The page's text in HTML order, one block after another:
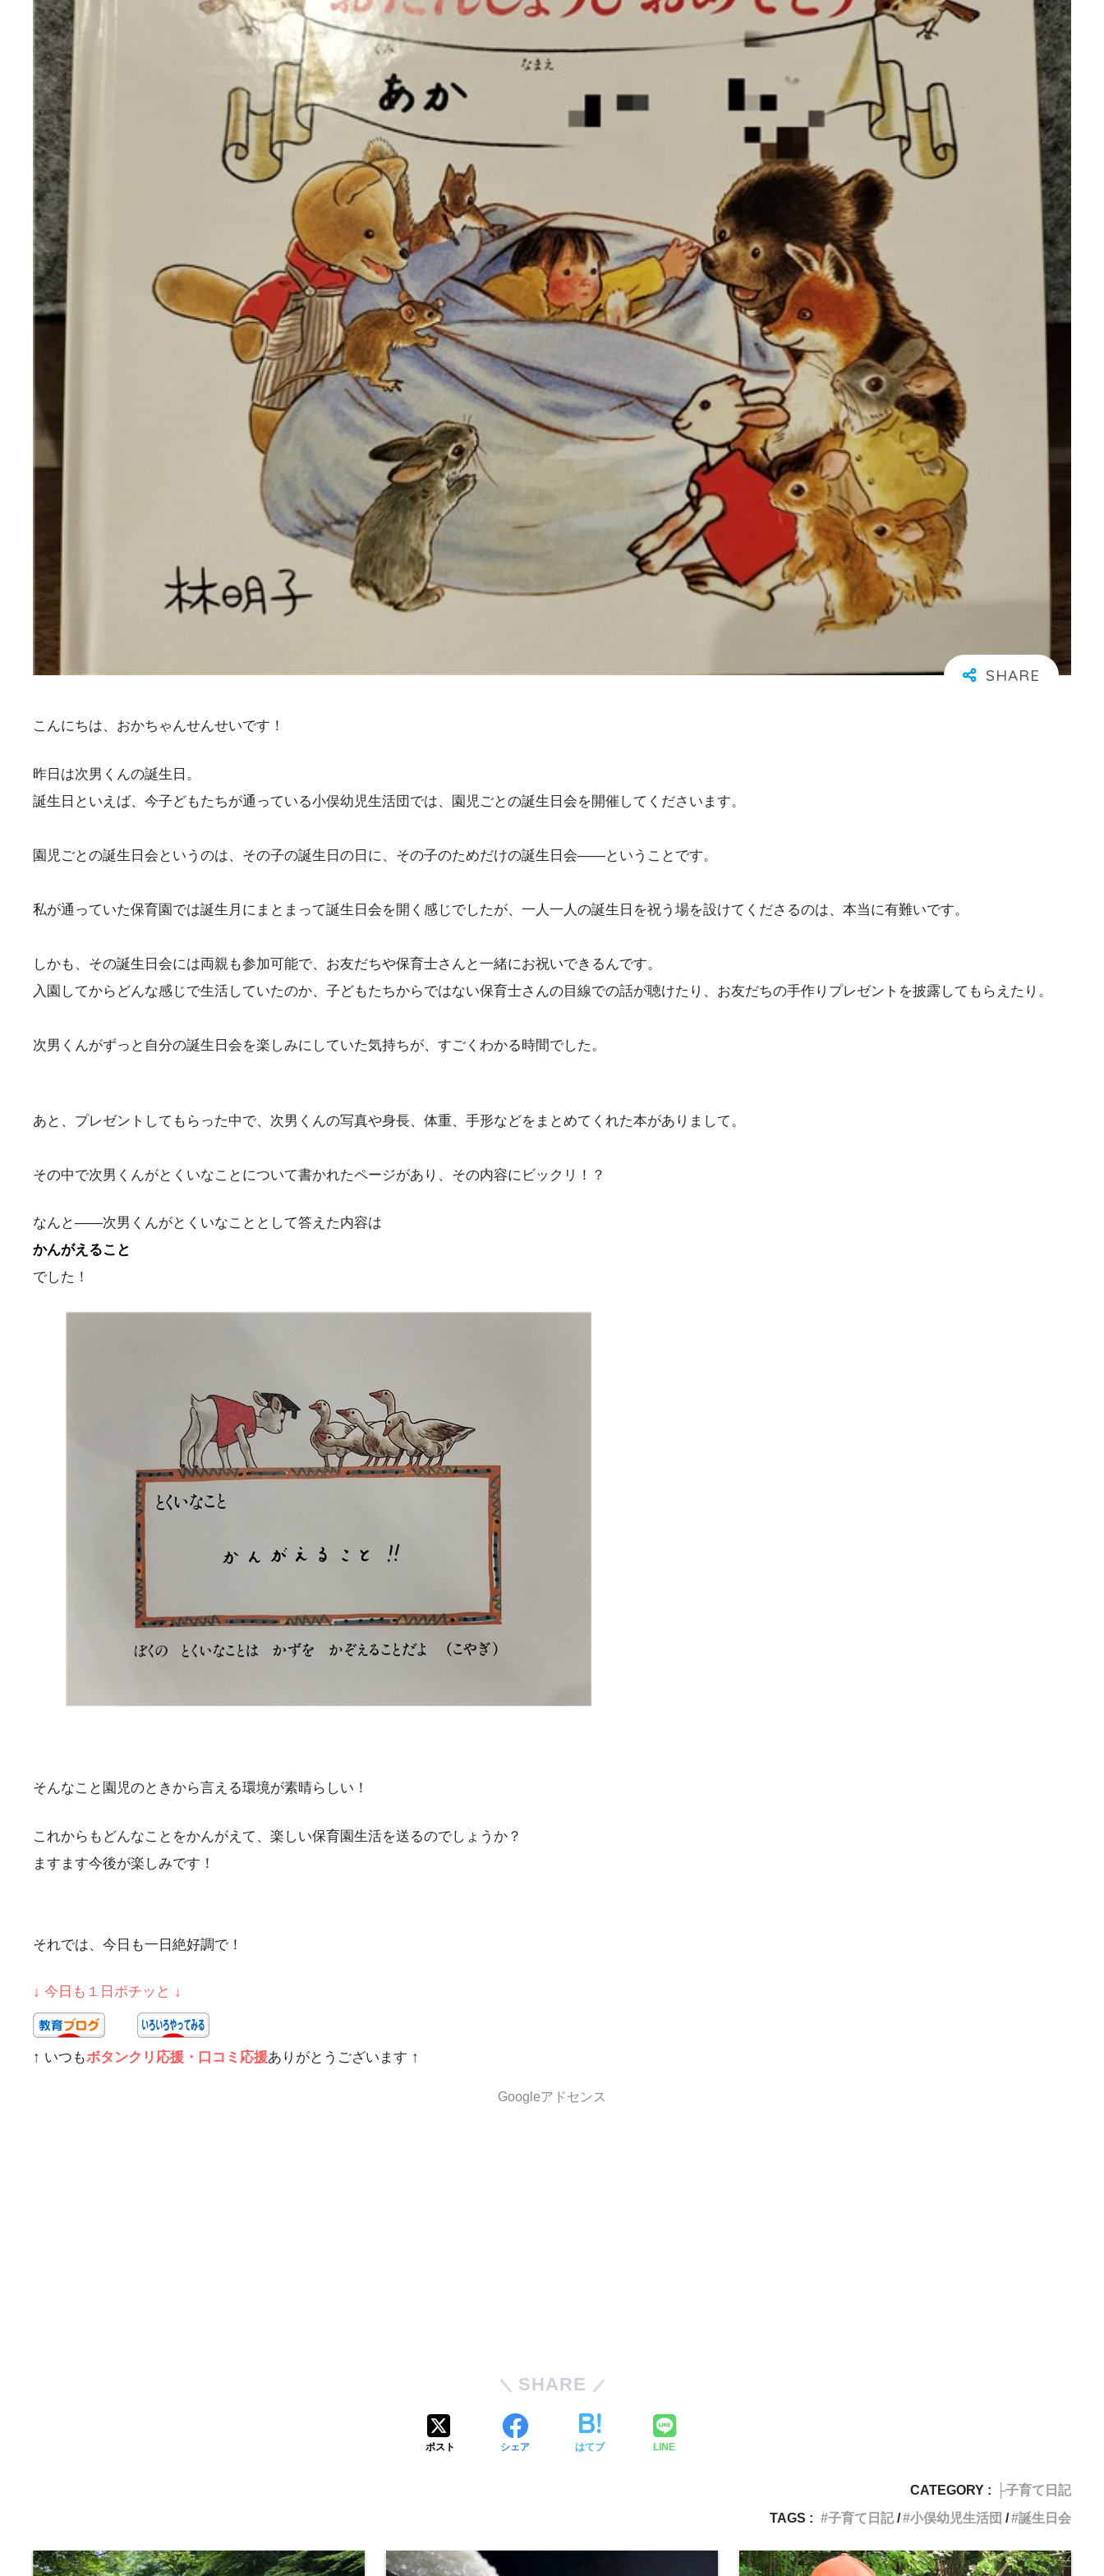
こんにちは、おかちゃんせんせいです！
昨日は次男くんの誕生日。
誕生日といえば、今子どもたちが通っている小俣幼児生活団では、園児ごとの誕生日会を開催してくださいます。
園児ごとの誕生日会というのは、その子の誕生日の日に、その子のためだけの誕生日会――ということです。
私が通っていた保育園では誕生月にまとまって誕生日会を開く感じでしたが、一人一人の誕生日を祝う場を設けてくださるのは、本当に有難いです。
しかも、その誕生日会には両親も参加可能で、お友だちや保育士さんと一緒にお祝いできるんです。
入園してからどんな感じで生活していたのか、子どもたちからではない保育士さんの目線での話が聴けたり、お友だちの手作りプレゼントを披露してもらえたり。
次男くんがずっと自分の誕生日会を楽しみにしていた気持ちが、すごくわかる時間でした。
あと、プレゼントしてもらった中で、次男くんの写真や身長、体重、手形などをまとめてくれた本がありまして。
その中で次男くんがとくいなことについて書かれたページがあり、その内容にビックリ！？
なんと――次男くんがとくいなこととして答えた内容は
かんがえること
でした！
そんなこと園児のときから言える環境が素晴らしい！
これからもどんなことをかんがえて、楽しい保育園生活を送るのでしょうか？
ますます今後が楽しみです！
それでは、今日も一日絶好調で！
↓ 今日も１日ポチッと ↓
↑ いつもボタンクリ応援・口コミ応援ありがとうございます ↑
Googleアドセンス
SHARE
ポスト シェア はてブ LINE
CATEGORY :
├子育て日記
TAGS :
子育て日記 小俣幼児生活団 誕生日会